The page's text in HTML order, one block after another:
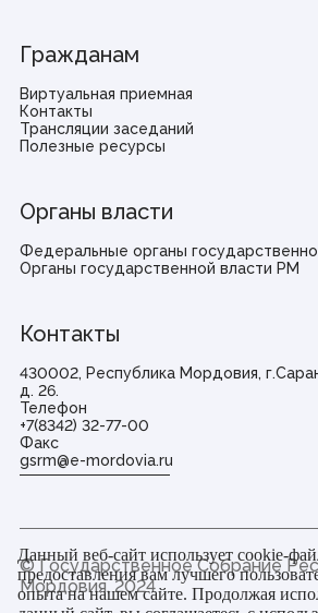
Гражданам
Виртуальная приемная
Контакты
Трансляции заседаний
Полезные ресурсы
Органы власти
Федеральные органы
Органы государственной власти РМ
Контакты
430002, Республика Мордовия,
д. 26.
Телефон
+7(8342) 32-77-00
Факс
gsrm@e-mordovia.ru
© Государственное Cобрание
Мордовия,2024
Данный веб-сайт использует cookie-
предоставления вам лучшего
опыта на нашем сайте. Продолжая